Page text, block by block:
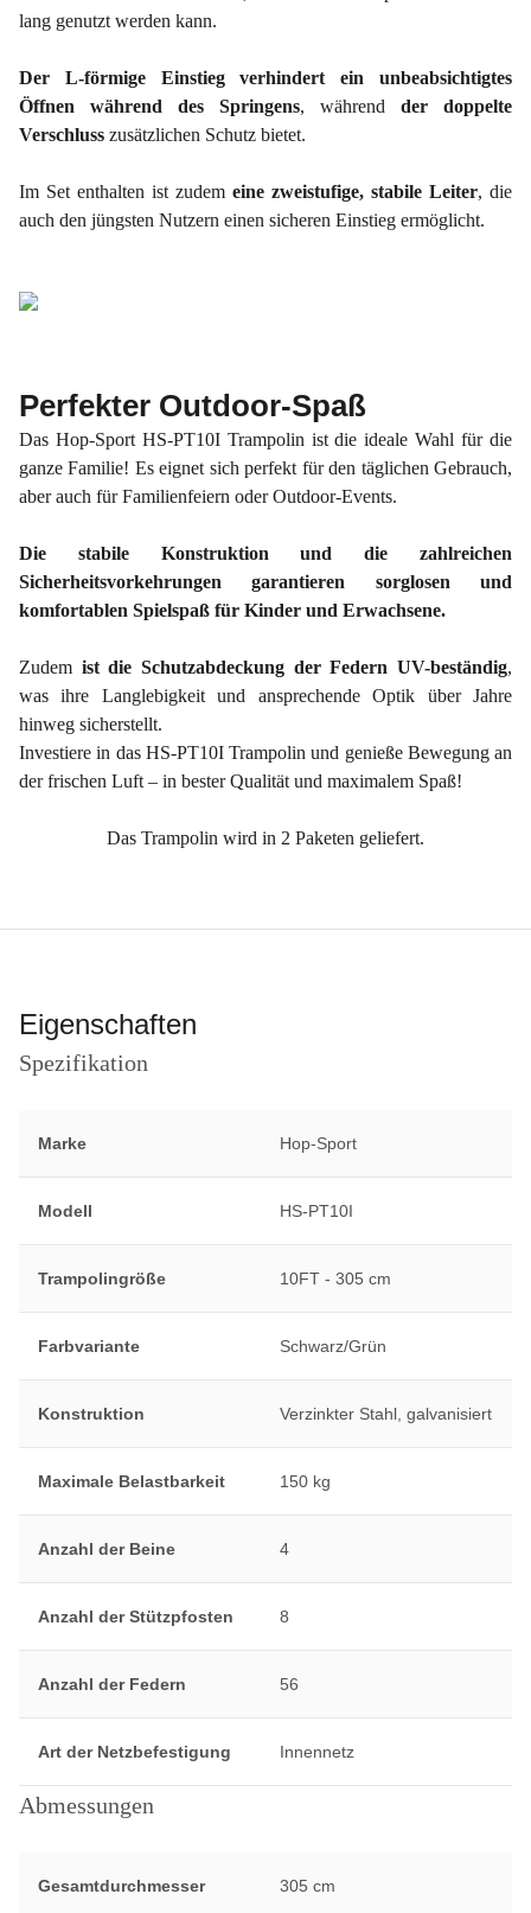
lang genutzt werden kann.
Der L-förmige Einstieg verhindert ein unbeabsichtigtes
Öffnen während des Springens, während der doppelte
Verschluss zusätzlichen Schutz bietet.
Im Set enthalten ist zudem eine zweistufige, stabile Leiter, die
auch den jüngsten Nutzern einen sicheren Einstieg ermöglicht.
Perfekter Outdoor-Spaß
Das Hop-Sport HS-PT10I Trampolin ist die ideale Wahl für die
ganze Familie! Es eignet sich perfekt für den täglichen Gebrauch,
aber auch für Familienfeiern oder Outdoor-Events.
Die stabile Konstruktion und die zahlreichen
Sicherheitsvorkehrungen garantieren sorglosen und
komfortablen Spielspaß für Kinder und Erwachsene.
Zudem ist die Schutzabdeckung der Federn UV-beständig,
was ihre Langlebigkeit und ansprechende Optik über Jahre
hinweg sicherstellt.
Investiere in das HS-PT10I Trampolin und genieße Bewegung an
der frischen Luft – in bester Qualität und maximalem Spaß!
Das Trampolin wird in 2 Paketen geliefert.
Eigenschaften
Spezifikation
Marke Hop-Sport
Modell HS-PT10I
Trampolingröße 10FT - 305 cm
Farbvariante Schwarz/Grün
Konstruktion Verzinkter Stahl, galvanisiert
Maximale Belastbarkeit 150 kg
Anzahl der Beine 4
Anzahl der Stützpfosten 8
Anzahl der Federn 56
Art der Netzbefestigung Innennetz
Abmessungen
Gesamtdurchmesser 305 cm